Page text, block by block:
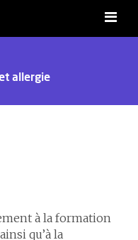
allergie
à la formation
qu’à la